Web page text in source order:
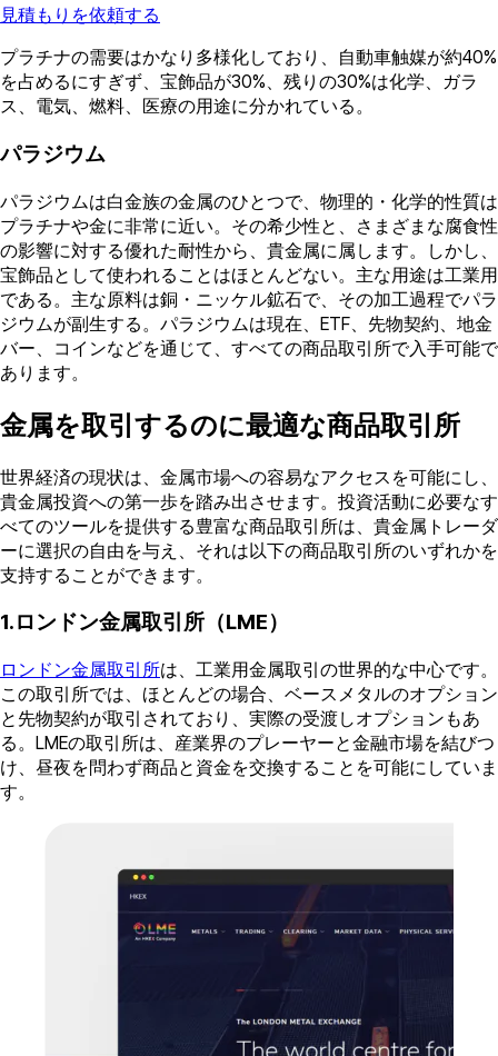
見積もりを依頼する
プラチナの需要はかなり多様化しており、自動車触媒が約40%
を占めるにすぎず、宝飾品が30%、残りの30%は化学、ガラ
ス、電気、燃料、医療の用途に分かれている。
パラジウム
パラジウムは白金族の金属のひとつで、物理的・化学的性質は
プラチナや金に非常に近い。その希少性と、さまざまな腐食性
の影響に対する優れた耐性から、貴金属に属します。しかし、
宝飾品として使われることはほとんどない。主な用途は工業用
である。主な原料は銅・ニッケル鉱石で、その加工過程でパラ
ジウムが副生する。パラジウムは現在、ETF、先物契約、地金
バー、コインなどを通じて、すべての商品取引所で入手可能で
あります。
金属を取引するのに最適な商品取引所
世界経済の現状は、金属市場への容易なアクセスを可能にし、
貴金属投資への第一歩を踏み出させます。投資活動に必要なす
べてのツールを提供する豊富な商品取引所は、貴金属トレーダ
ーに選択の自由を与え、それは以下の商品取引所のいずれかを
支持することができます。
1.ロンドン金属取引所（LME）
ロンドン金属取引所は、工業用金属取引の世界的な中心です。
この取引所では、ほとんどの場合、ベースメタルのオプション
と先物契約が取引されており、実際の受渡しオプションもあ
る。LMEの取引所は、産業界のプレーヤーと金融市場を結びつ
け、昼夜を問わず商品と資金を交換することを可能にしていま
す。